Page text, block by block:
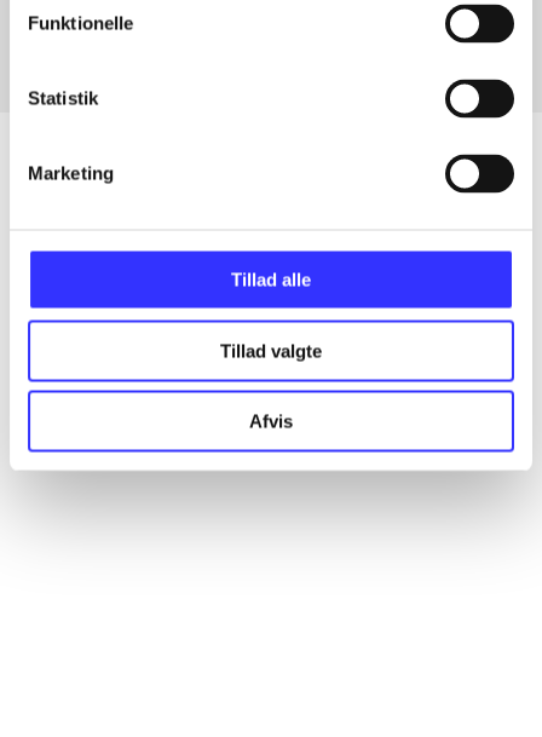
Funktionelle
Statistik
Marketing
Tillad alle
Tillad valgte
Afvis